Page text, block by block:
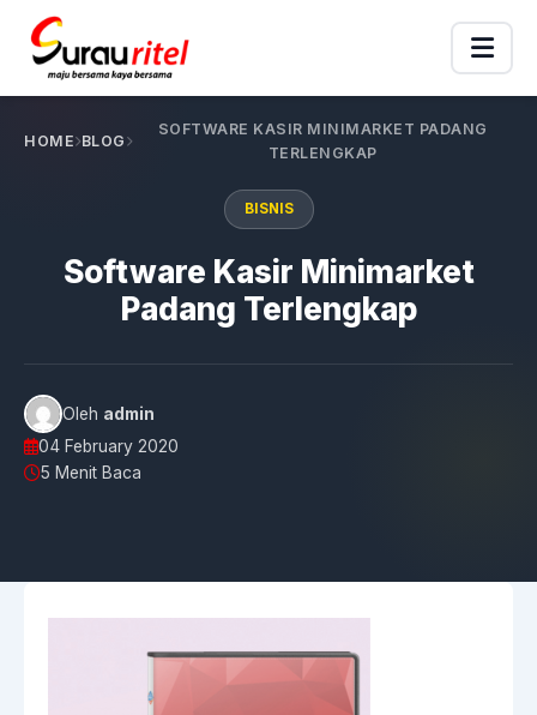
HOME BLOG
SOFTWARE KASIR MINIMARKET PADANG
TERLENGKAP
BISNIS
Software Kasir Minimarket
Padang Terlengkap
Oleh admin
04 February 2020
5 Menit Baca